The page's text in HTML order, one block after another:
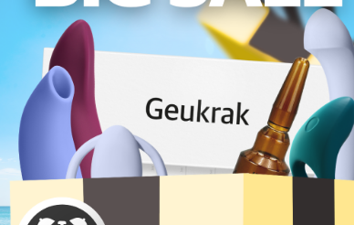
11월-9일에-생리-끝남과-동시에-관-411f5222
일에-권태기가-왔다-출근이-너무너무-4af14d61
생일축하받고-선물-받으면-무조건-인스-b2f64ac1
오늘은-시위-안하겠지-50a07f6
아침부터-남친하고-대화중-서로의-성기-c6987f62
요즘-갑자기-디카가-너무-사고싶은데-f23eb557